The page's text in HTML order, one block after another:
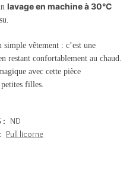
lavage en machine à 30°C
simple vêtement : c’est une
restant confortablement au chaud.
avec cette pièce
filles.
: ND
Pull licorne